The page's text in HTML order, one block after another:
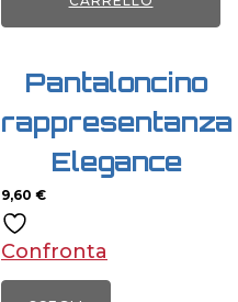
Pantaloncino
rappresentanza
Elegance
9,60 €
Confronta